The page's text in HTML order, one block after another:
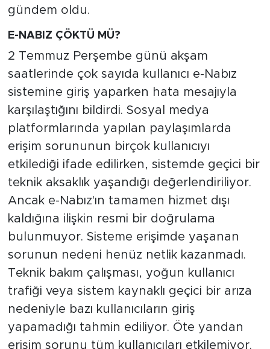
gündem oldu.
E-NABIZ ÇÖKTÜ MÜ?
2 Temmuz Perşembe günü akşam
saatlerinde çok sayıda kullanıcı e-Nabız
sistemine giriş yaparken hata mesajıyla
karşılaştığını bildirdi. Sosyal medya
platformlarında yapılan paylaşımlarda
erişim sorununun birçok kullanıcıyı
etkilediği ifade edilirken, sistemde geçici bir
teknik aksaklık yaşandığı değerlendiriliyor.
Ancak e-Nabız'ın tamamen hizmet dışı
kaldığına ilişkin resmi bir doğrulama
bulunmuyor. Sisteme erişimde yaşanan
sorunun nedeni henüz netlik kazanmadı.
Teknik bakım çalışması, yoğun kullanıcı
trafiği veya sistem kaynaklı geçici bir arıza
nedeniyle bazı kullanıcıların giriş
yapamadığı tahmin ediliyor. Öte yandan
erişim sorunu tüm kullanıcıları etkilemiyor.